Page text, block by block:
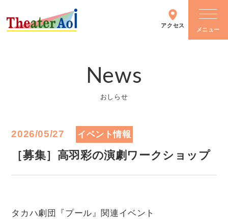
シアターについて
主催イベント
アクセス
News
おしらせ
2026/05/27 イベント情報
［募集］高羽彩の演劇ワークショップ
タカハ劇団『プール』関連イベント